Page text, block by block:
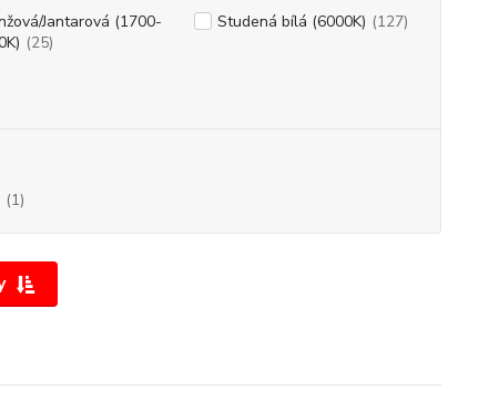
Jantarová (1700-
(25)
Studená bílá (6000K) (127)
(1)